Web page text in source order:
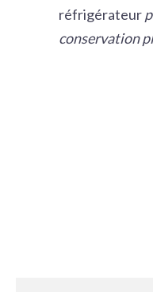
réfrigérateur
conservation